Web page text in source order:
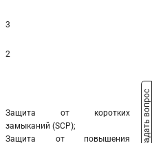
3
2
Защита от коротких
замыканий (SCP);
Защита от повышения
Задать вопрос